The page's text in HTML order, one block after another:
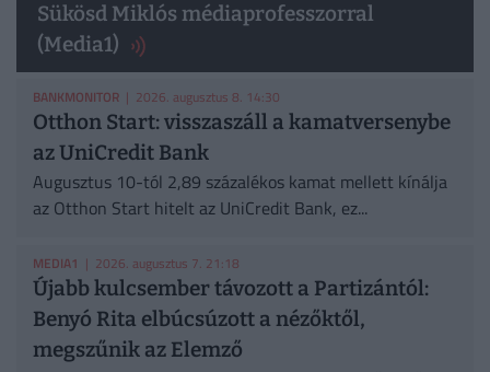
Sükösd Miklós médiaprofesszorral
(Media1)
BANKMONITOR | 2026. augusztus 8. 14:30
Otthon Start: visszaszáll a kamatversenybe
az UniCredit Bank
Augusztus 10-tól 2,89 százalékos kamat mellett kínálja
az Otthon Start hitelt az UniCredit Bank, ez...
MEDIA1 | 2026. augusztus 7. 21:18
Újabb kulcsember távozott a Partizántól:
Benyó Rita elbúcsúzott a nézőktől,
megszűnik az Elemző